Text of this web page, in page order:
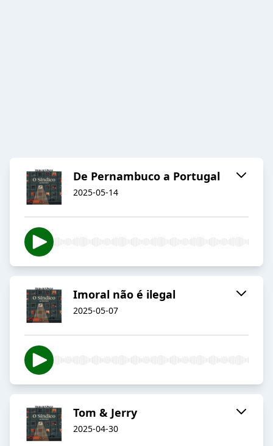
De Pernambuco a Portugal
2025-05-14
Imoral não é ilegal
2025-05-07
Tom & Jerry
2025-04-30